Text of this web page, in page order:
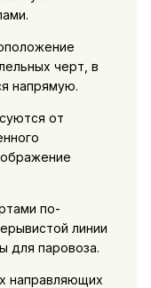
черт, в
напрямую.
от
по-
линии
для паровоза.
направляющих